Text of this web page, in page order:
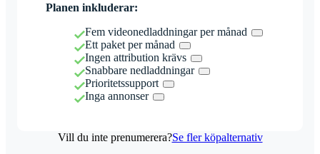
Planen inkluderar:
Fem videonedladdningar per månad
Ett paket per månad
Ingen attribution krävs
Snabbare nedladdningar
Prioritetssupport
Inga annonser
Vill du inte prenumerera?Se fler köpalternativ